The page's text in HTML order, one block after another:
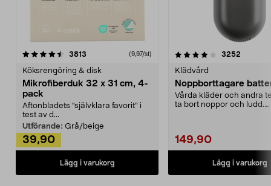
3813 (9,97/st)
Köksrengöring & disk
Mikrofiberduk 32 x 31 cm, 4-
pack
Aftonbladets "självklara favorit” i
test av d...
Utförande: Grå/beige
39,90
Lägg i varukorg
4.0av 5 stjärnor 3252
Klädvård
Noppborttagare
Vårda kläder och andra
ta bort noppor och ludd.
149,90
Lägg i varukorg
4.5av 5 stjärnor